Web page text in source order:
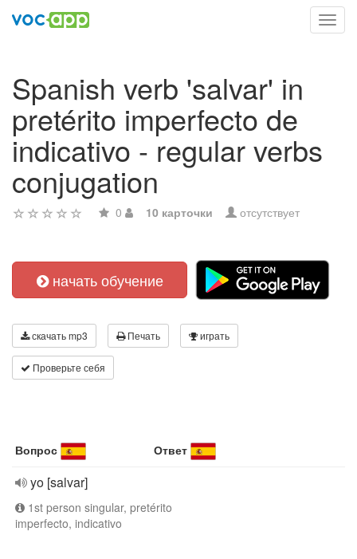
Spanish verb 'salvar' in
pretérito imperfecto de
indicativo - regular verbs
conjugation
0 10 карточки отсутствует
начать обучение
скачать mp3 Печать играть
Проверьте себя
Вопрос Ответ
yo [salvar]
1st person singular, pretérito
imperfecto, indicativo